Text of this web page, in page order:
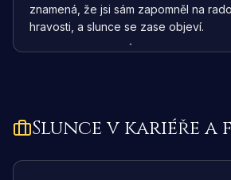
znamená, že jsi sám zapomněl na
hravosti, a slunce se zase objeví.
Sluncev kariéře a